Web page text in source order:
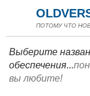
ПОТОМУ ЧТО
Выберите
обеспечения...
вы любите!